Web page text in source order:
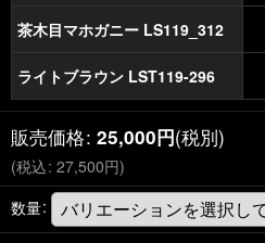
茶木目マホガニー LS119_312
ライトブラウン LST119-296
販売価格: 25,000円(税別)
(税込: 27,500円)
数量: